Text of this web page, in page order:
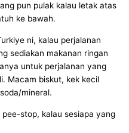
pun pulak kalau letak atas
ke bawah.
ni, kalau perjalanan
sediakan makanan ringan
untuk perjalanan yang
Macam biskut, kek kecil
mineral.
stop, kalau sesiapa yang